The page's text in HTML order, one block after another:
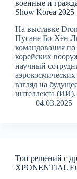
военные и
Show Korea 2025
На выставке
Пусане Бо-Хён
командования
корейских
научный
взгляд на
интеллекта
04.03.2025
Топ решений с
XPONENTIAL